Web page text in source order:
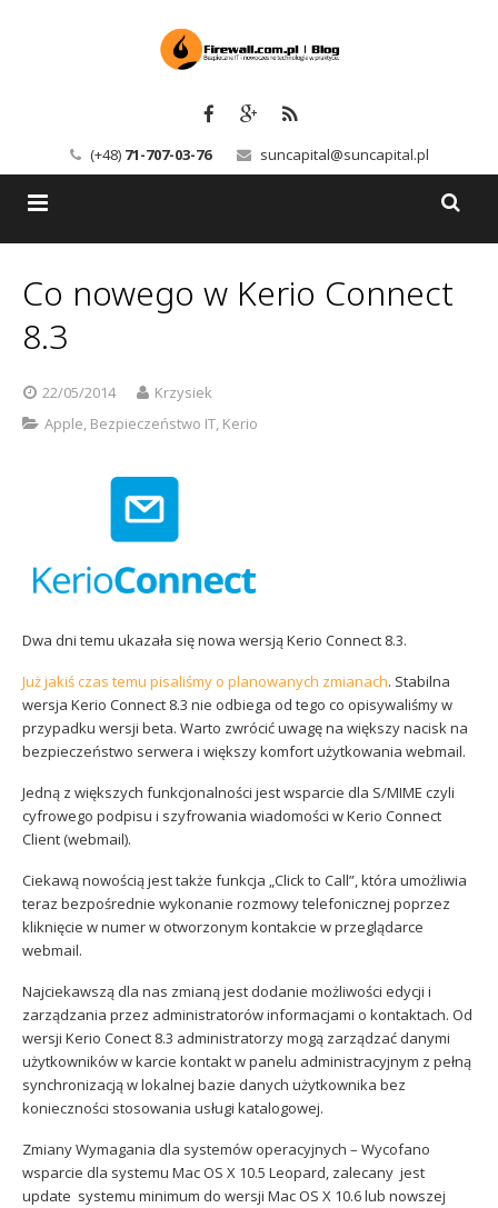
(+48) 71-707-03-76 suncapital@suncapital.pl
Backup-Solutions
Kerio
Usługi
Szkolenia
Polityka prywatności
Co nowego w Kerio Connect
8.3
22/05/2014
Krzysiek
Apple, Bezpieczeństwo IT, Kerio
Dwa dni temu ukazała się nowa wersją Kerio Connect 8.3.
Już jakiś czas temu pisaliśmy o planowanych zmianach. Stabilna
wersja Kerio Connect 8.3 nie odbiega od tego co opisywaliśmy w
przypadku wersji beta. Warto zwrócić uwagę na większy nacisk na
bezpieczeństwo serwera i większy komfort użytkowania webmail.
Jedną z większych funkcjonalności jest wsparcie dla S/MIME czyli
cyfrowego podpisu i szyfrowania wiadomości w Kerio Connect
Client (webmail).
Ciekawą nowością jest także funkcja „Click to Call”, która umożliwia
teraz bezpośrednie wykonanie rozmowy telefonicznej poprzez
kliknięcie w numer w otworzonym kontakcie w przeglądarce
webmail.
Najciekawszą dla nas zmianą jest dodanie możliwości edycji i
zarządzania przez administratorów informacjami o kontaktach. Od
wersji Kerio Conect 8.3 administratorzy mogą zarządzać danymi
użytkowników w karcie kontakt w panelu administracyjnym z pełną
synchronizacją w lokalnej bazie danych użytkownika bez
konieczności stosowania usługi katalogowej.
Zmiany Wymagania dla systemów operacyjnych – Wycofano
wsparcie dla systemu Mac OS X 10.5 Leopard, zalecany jest
update systemu minimum do wersji Mac OS X 10.6 lub nowszej